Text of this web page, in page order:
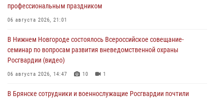
профессиональным праздником
06 августа 2026, 21:01
В Нижнем Новгороде состоялось Всероссийское совещание-
семинар по вопросам развития вневедомственной охраны
Росгвардии (видео)
06 августа 2026, 14:47 10 1
В Брянске сотрудники и военнослужащие Росгвардии почтили